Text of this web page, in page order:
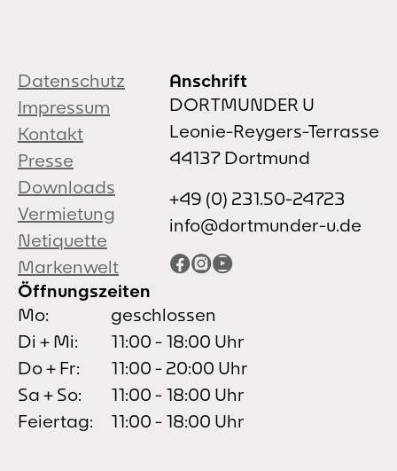
Datenschutz
Impressum
Kontakt
Presse
Downloads
Vermietung
Netiquette
Markenwelt
Anschrift
DORTMUNDER U
Leonie-Reygers-Terrasse
44137 Dortmund
+49 (0) 231.50-24723
info@dortmunder-u.de
Facebook
Instagram
YouTube
Öffnungszeiten
Mo:
geschlossen
Di + Mi:
11:00 - 18:00 Uhr
Do + Fr:
11:00 - 20:00 Uhr
Sa + So:
11:00 - 18:00 Uhr
Feiertag:
11:00 - 18:00 Uhr